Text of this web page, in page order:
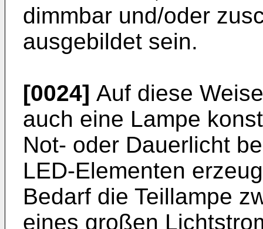
dimmbar und/oder
ausgebildet sein.
[0024] Auf diese
auch eine Lampe
Not- oder Dauerlicht
LED-Elementen
Bedarf die Teillampe
eines großen